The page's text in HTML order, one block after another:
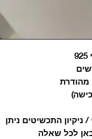
מהודרת
התכשיטים ניתן
לכל שאלה